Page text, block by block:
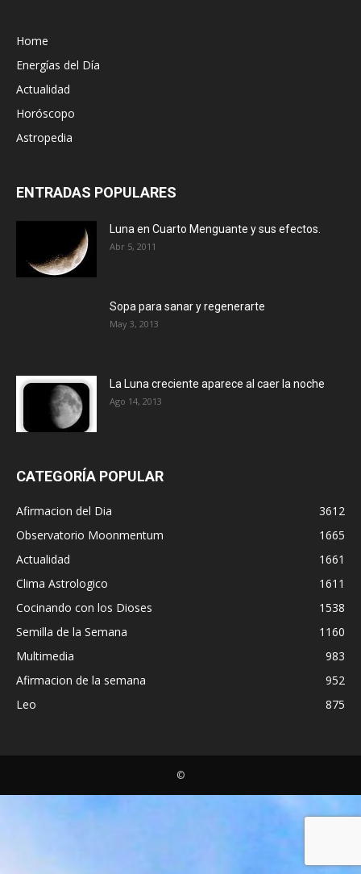
Home
Energías del Día
Actualidad
Horóscopo
Astropedia
ENTRADAS POPULARES
Luna en Cuarto Menguante y sus efectos.
Abr 5, 2011
Sopa para sanar y regenerarte
May 3, 2013
La Luna creciente aparece al caer la noche
Ago 14, 2013
CATEGORÍA POPULAR
Afirmacion del Dia
3612
Observatorio Moonmentum
1665
Actualidad
1661
Clima Astrologico
1611
Cocinando con los Dioses
1538
Semilla de la Semana
1160
Multimedia
983
Afirmacion de la semana
952
Leo
875
©